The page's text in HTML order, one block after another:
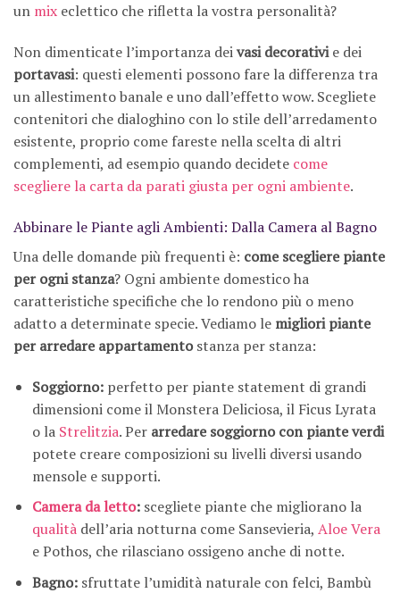
un mix eclettico che rifletta la vostra personalità?
Non dimenticate l’importanza deivasi decorativie dei
portavasi: questi elementi possono fare la differenza tra
un allestimento banale e uno dall’effetto wow. Scegliete
contenitori che dialoghino con lo stile dell’arredamento
esistente, proprio come fareste nella scelta di altri
complementi, ad esempio quando decidete come
scegliere la carta da parati giusta per ogni ambiente.
Abbinare le Piante agli Ambienti: Dalla Camera al Bagno
Una delle domande più frequenti è: come scegliere piante
per ogni stanza? Ogni ambiente domestico ha
caratteristiche specifiche che lo rendono più o meno
adatto a determinate specie. Vediamo le migliori piante
per arredare appartamentostanza per stanza:
Soggiorno:perfetto per piante statement di grandi
dimensioni come il Monstera Deliciosa, il Ficus Lyrata
o la Strelitzia. Per arredare soggiorno con piante verdi
potete creare composizioni su livelli diversi usando
mensole e supporti.
Camera da letto:scegliete piante che migliorano la
qualitàdell’aria notturna come Sansevieria, Aloe Vera
e Pothos, che rilasciano ossigeno anche di notte.
Bagno:sfruttate l’umidità naturale con felci, Bambù